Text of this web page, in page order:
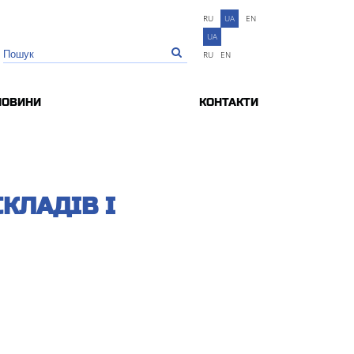
RU UA
EN
UA
RU
EN
КОНТАКТИ
І